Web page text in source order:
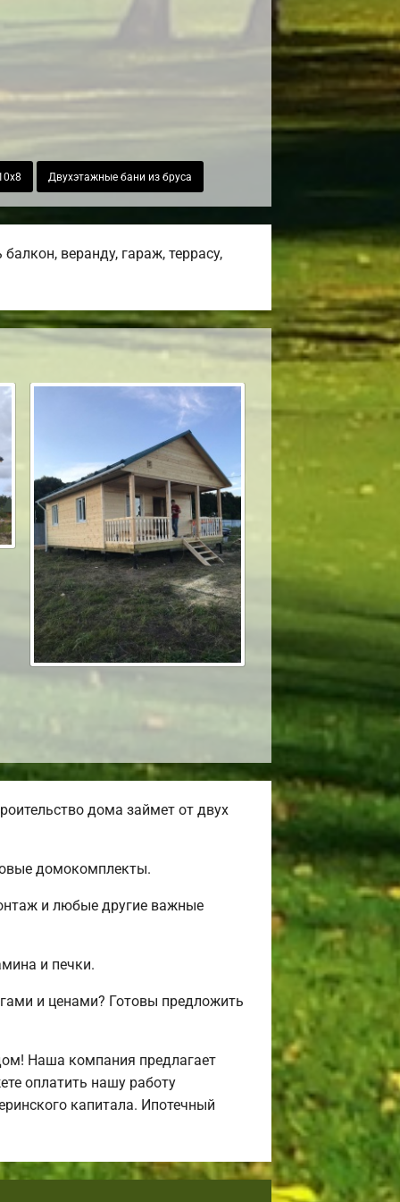
Двухэтажные бани из бруса
веранду, гараж, террасу,
дома займет от двух
домокомплекты.
и любые другие важные
и печки.
и ценами? Готовы предложить
Наша компания предлагает
оплатить нашу работу
капитала. Ипотечный